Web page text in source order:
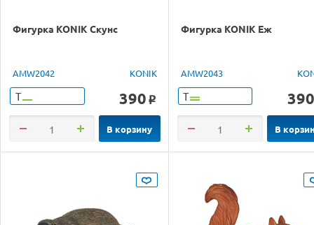
Фигурка KONIK Скунс
AMW2042 KONIK
Т 390 o
В корзину
Фигурка KONIK Еж
AMW2043
Т 390
В